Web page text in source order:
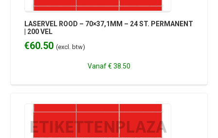
LASERVEL ROOD – 70×37,1MM – 24 ST. PERMANENT
| 200 VEL
€60.50 (excl. btw)
Vanaf€ 38.50